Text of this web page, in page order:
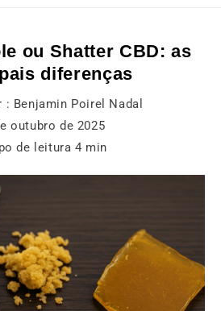
ou Shatter CBD: as
diferenças
: Benjamin Poirel Nadal
outubro de 2025
de leitura4 min